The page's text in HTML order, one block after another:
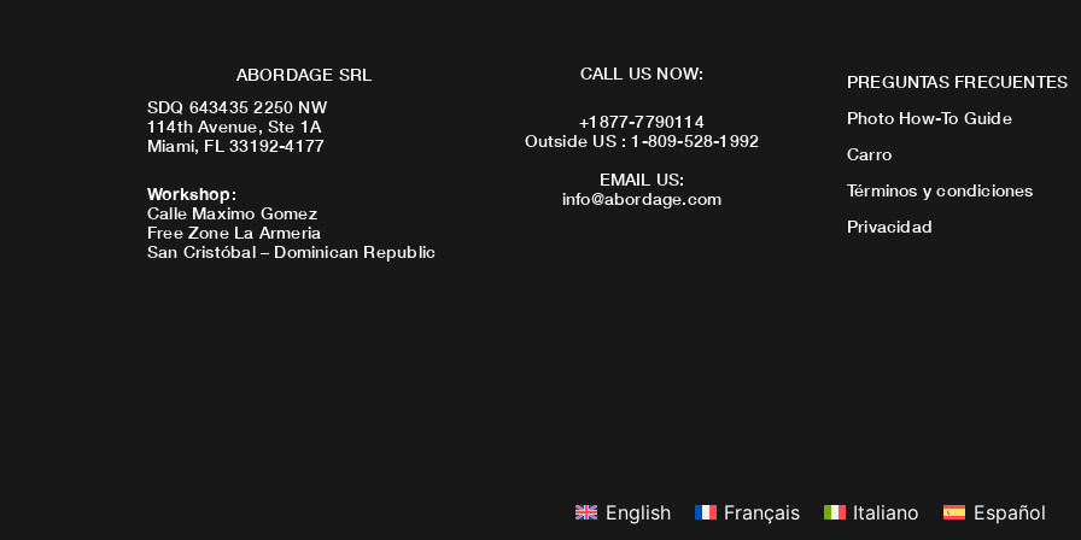
ABORDAGE SRL
SDQ 643435 2250 NW
114th Avenue, Ste 1A
Miami, FL 33192-4177
Workshop:
Calle Maximo Gomez
Free Zone La Armeria
San Cristóbal – Dominican Republic
CALL US NOW:
+1877-7790114
Outside US : 1-809-528-1992
EMAIL US:
info@abordage.com
PREGUNTAS FRECUENTES
Photo How-To Guide
Carro
Términos y condiciones
Privacidad
English Français Italiano Español